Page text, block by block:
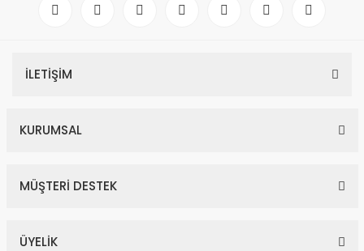
İLETİŞİM
KURUMSAL
MÜŞTERİ DESTEK
ÜYELİK